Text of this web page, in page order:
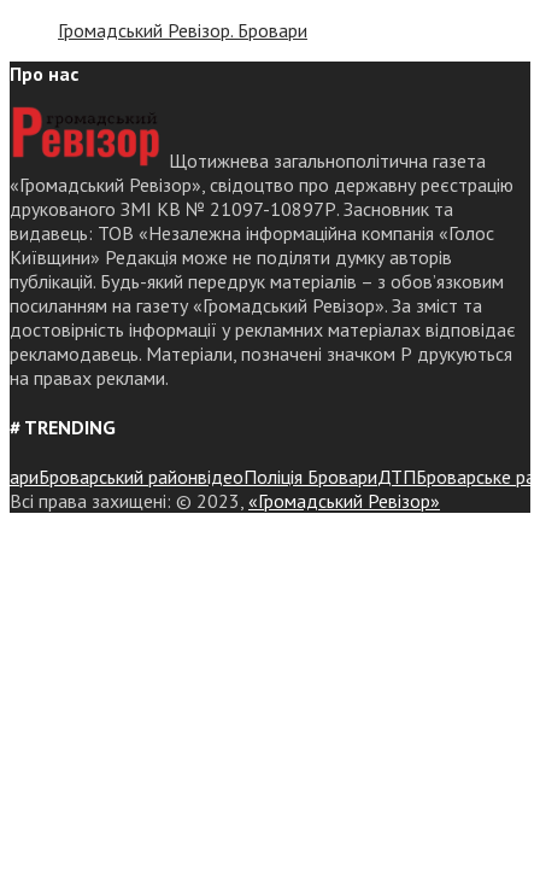
Громадський Ревізор. Бровари
Про нас
Щотижнева загальнополітична газета
«Громадський Ревізор», свідоцтво про державну реєстрацію
друкованого ЗМІ КВ № 21097-10897Р. Засновник та
видавець: ТОВ «Незалежна інформаційна компанія «Голос
Київщини» Редакція може не поділяти думку авторів
публікацій. Будь-який передрук матеріалів – з обов’язковим
посиланням на газету «Громадський Ревізор». За зміст та
достовірність інформації у рекламних матеріалах відповідає
рекламодавець. Матеріали, позначені значком Р друкуються
на правах реклами.
# TRENDING
Броварський районвідеоПоліція БровариДТПБроварське
Всі права захищені: © 2023, «Громадський Ревізор»